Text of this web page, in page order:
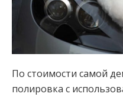
По стоимости самой
полировка с